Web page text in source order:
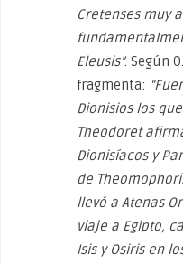
Cretenses muy
Eleusis”. Según
fragmenta:
Dionisios los
Theodoret
Dionisíacos y
de
llevó a Atenas
viaje a Egipto,
Isis y Osiris en